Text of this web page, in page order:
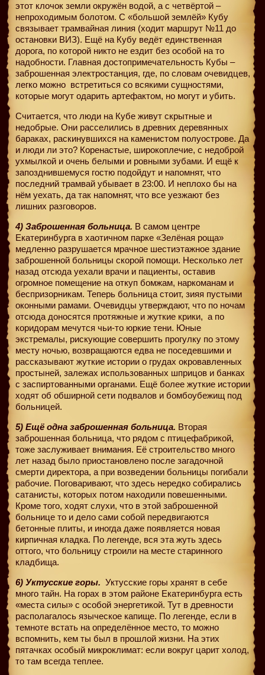
этот клочок земли окружён водой, а с четвёртой –
непроходимым болотом. С «большой землёй» Кубу
связывает трамвайная линия (ходит маршрут №11 до
остановки ВИЗ). Ещё на Кубу ведёт единственная
дорога, по которой никто не ездит без особой на то
надобности. Главная достопримечательность Кубы –
заброшенная электростанция, где, по словам очевидцев,
легко можно встретиться со всякими сущностями,
которые могут одарить артефактом, но могут и убить.
Считается, что люди на Кубе живут скрытные и
недобрые. Они расселились в древних деревянных
бараках, раскинувшихся на каменистом полуострове. Да
и люди ли это? Коренастые, широкоплечие, с недоброй
ухмылкой и очень белыми и ровными зубами. И ещё к
запозднившемуся гостю подойдут и напомнят, что
последний трамвай убывает в 23:00. И неплохо бы на
нём уехать, да так напомнят, что все уезжают без
лишних разговоров.
4) Заброшенная больница. В самом центре
Екатеринбурга в хаотичном парке «Зелёная роща»
медленно разрушается мрачное шестиэтажное здание
заброшенной больницы скорой помощи. Несколько лет
назад отсюда уехали врачи и пациенты, оставив
огромное помещение на откуп бомжам, наркоманам и
беспризорникам. Теперь больница стоит, зияя пустыми
оконными рамами. Очевидцы утверждают, что по ночам
отсюда доносятся протяжные и жуткие крики, а по
коридорам мечутся чьи-то юркие тени. Юные
экстремалы, рискующие совершить прогулку по этому
месту ночью, возвращаются едва не поседевшими и
рассказывают жуткие истории о грудах окровавленных
простыней, залежах использованных шприцов и банках
с заспиртованными органами. Ещё более жуткие истории
ходят об обширной сети подвалов и бомбоубежищ под
больницей.
5) Ещё одна заброшенная больница. Вторая
заброшенная больница, что рядом с птицефабрикой,
тоже заслуживает внимания. Её строительство много
лет назад было приостановлено после загадочной
смерти директора, а при возведении больницы погибали
рабочие. Поговаривают, что здесь нередко собирались
сатанисты, которых потом находили повешенными.
Кроме того, ходят слухи, что в этой заброшенной
больнице то и дело сами собой передвигаются
бетонные плиты, и иногда даже появляется новая
кирпичная кладка. По легенде, вся эта жуть здесь
оттого, что больницу строили на месте старинного
кладбища.
6) Уктусские горы. Уктусские горы хранят в себе
много тайн. На горах в этом районе Екатеринбурга есть
«места силы» с особой энергетикой. Тут в древности
располагалось языческое капище. По легенде, если в
темноте встать на определённое место, то можно
вспомнить, кем ты был в прошлой жизни. На этих
пятачках особый микроклимат: если вокруг царит холод,
то там всегда теплее.